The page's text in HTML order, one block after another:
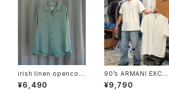
irish linen opencoll
ar shirt "mint"
¥6,490
90’s ARMANI EXCHA
NGE Plain T-shirt
¥9,790